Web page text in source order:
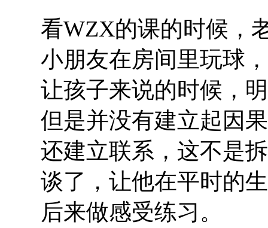
看WZX的课的时候，
小朋友在房间里玩球
让孩子来说的时候，
但是并没有建立起因
还建立联系，这不是
谈了，让他在平时的
后来做感受练习。